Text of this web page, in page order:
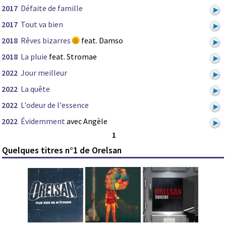
2017 Défaite de famille
2017 Tout va bien
2018 Rêves bizarres
feat. Damso
2018 La pluie feat. Stromae
2022 Jour meilleur
2022 La quête
2022 L'odeur de l'essence
2022 Évidemment avec Angèle
1
Quelques titres n°1 de Orelsan